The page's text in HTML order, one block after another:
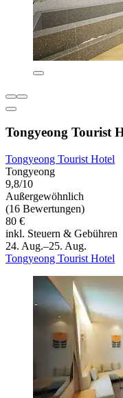
Tongyeong Tourist
Tongyeong Tourist Hotel
Tongyeong
9,8/10
Außergewöhnlich
(16 Bewertungen)
80 €
inkl. Steuern & Gebühren
24. Aug.–25. Aug.
Tongyeong Tourist Hotel